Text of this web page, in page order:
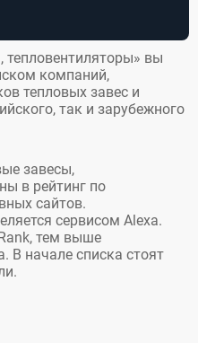
тепловентиляторы» вы
компаний,
тепловых завес и
так и зарубежного
завесы,
в рейтинг по
сайтов.
сервисом Alexa.
тем выше
В начале списка стоят